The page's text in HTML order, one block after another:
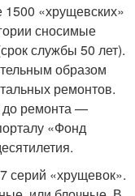
«хрущевских»
сносимые
службы 50 лет).
образом
ремонтов.
до ремонта —
«Фонд
серий «хрущевок».